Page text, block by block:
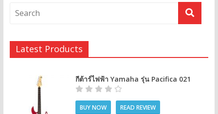
Latest Products
กีต้าร์ไฟฟ้า Yamaha รุ่น Pacifica 021
BUY NOW READ REVIEW